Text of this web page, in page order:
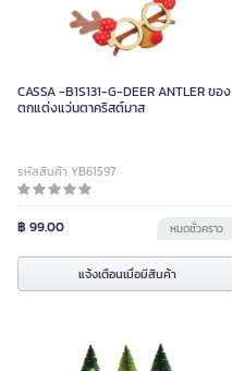
CASSA -B1S131-G-DEER ANTLER ของ
ตกแต่งแว่นตาคริสต์มาส
รหัสสินค้า YB61597
฿ 99.00 หมดชั่วคราว
แจ้งเตือนเมื่อมีสินค้า